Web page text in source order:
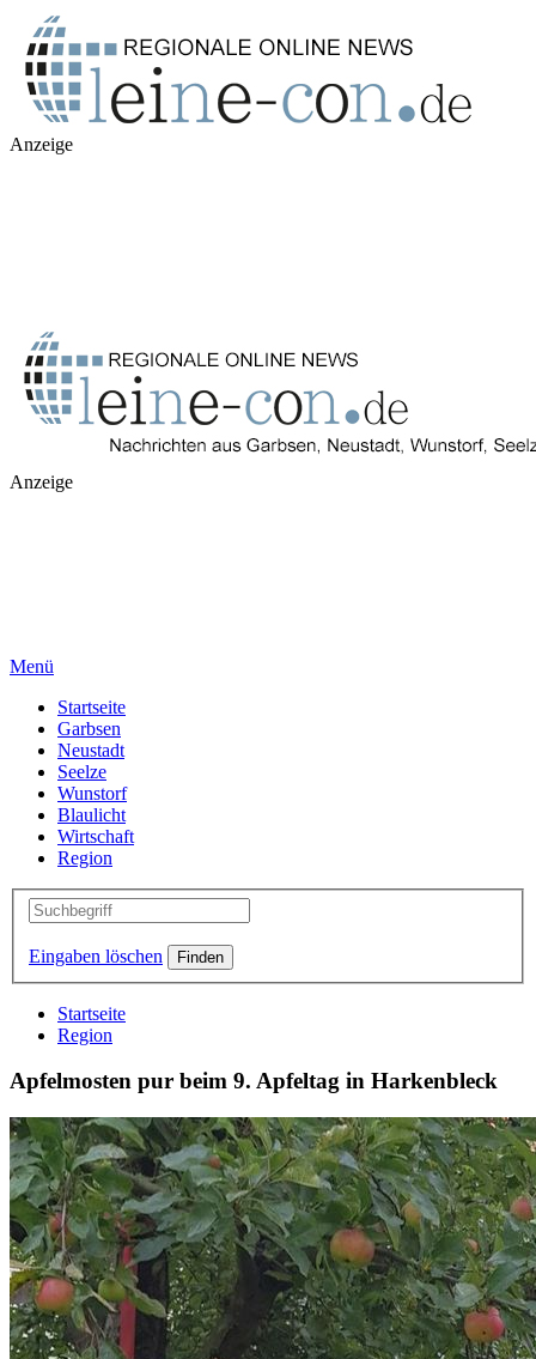
Anzeige
Anzeige
Menü
Startseite
Garbsen
Neustadt
Seelze
Wunstorf
Blaulicht
Wirtschaft
Region
Eingaben löschen
Startseite
Region
Apfelmosten pur beim 9. Apfeltag in Harkenbleck